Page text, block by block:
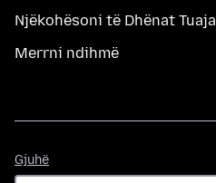
Njëkohësoni të Dhënat Tuaja
Merrni ndihmë
Gjuhë